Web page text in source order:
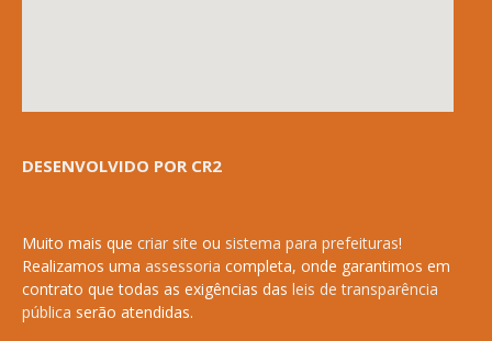
DESENVOLVIDO POR CR2
Muito mais que criar site ou sistema para prefeituras!
Realizamos uma assessoria completa, onde garantimos em
contrato que todas as exigências das leis de transparência
pública serão atendidas.